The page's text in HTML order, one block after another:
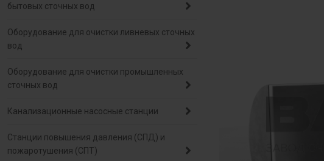
бытовых сточных вод
Оборудование для очистки ливневых сточных
вод
Оборудование для очистки промышленных
сточных вод
Канализационные насосные станции
Станции повышения давления (СПД) и
пожаротушения (СПТ)